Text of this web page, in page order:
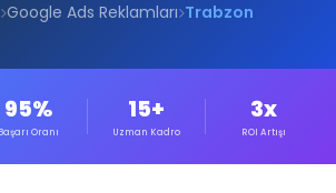
Google Ads Reklamları Trabzon
95%
Başarı Oranı
15+
Uzman Kadro
3x
ROI Artışı